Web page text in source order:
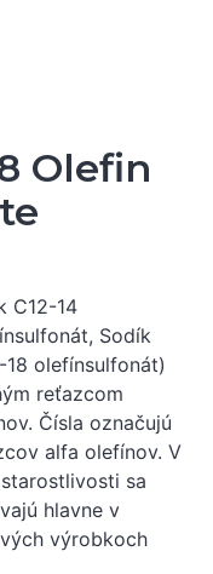
Olefin
C12-14
Sodík
olefínsulfonát)
reťazcom
Čísla označujú
alfa olefínov. V
sa
hlavne v
výrobkoch